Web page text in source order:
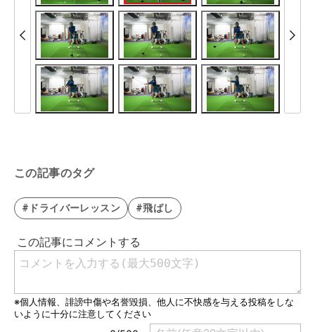
この記事のタグ
#ドライバーレッスン #飛ばし